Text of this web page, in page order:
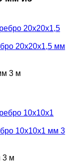
20х20х1,5 мм
3 м
10х10х1 мм 3
3 м